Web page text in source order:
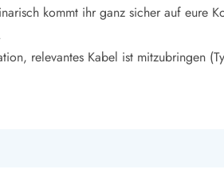
kommt ihr ganz sicher auf eure
relevantes Kabel ist mitzubringen